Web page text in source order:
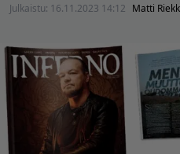
Julkaistu: 16.11.2023 14:12 Matti